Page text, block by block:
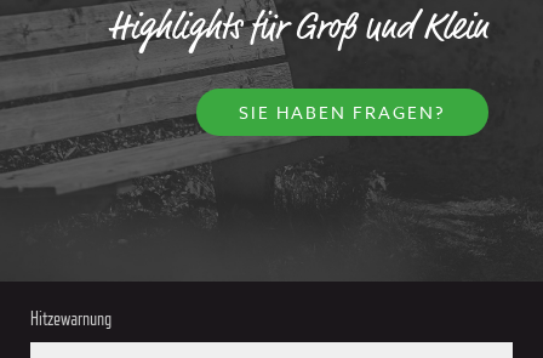
Highlights für Groß und Klein
SIE HABEN FRAGEN?
Hitzewarnung